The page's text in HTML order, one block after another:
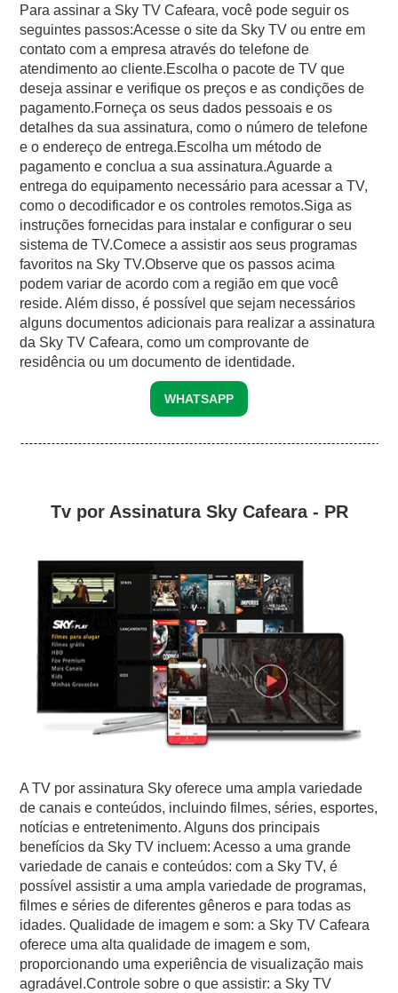
Para assinar a Sky TV Cafeara, você pode seguir os
seguintes passos:Acesse o site da Sky TV ou entre em
contato com a empresa através do telefone de
atendimento ao cliente.Escolha o pacote de TV que
deseja assinar e verifique os preços e as condições de
pagamento.Forneça os seus dados pessoais e os
detalhes da sua assinatura, como o número de telefone
e o endereço de entrega.Escolha um método de
pagamento e conclua a sua assinatura.Aguarde a
entrega do equipamento necessário para acessar a TV,
como o decodificador e os controles remotos.Siga as
instruções fornecidas para instalar e configurar o seu
sistema de TV.Comece a assistir aos seus programas
favoritos na Sky TV.Observe que os passos acima
podem variar de acordo com a região em que você
reside. Além disso, é possível que sejam necessários
alguns documentos adicionais para realizar a assinatura
da Sky TV Cafeara, como um comprovante de
residência ou um documento de identidade.
WHATSAPP
Tv por Assinatura Sky Cafeara - PR
A TV por assinatura Sky oferece uma ampla variedade
de canais e conteúdos, incluindo filmes, séries, esportes,
notícias e entretenimento. Alguns dos principais
benefícios da Sky TV incluem: Acesso a uma grande
variedade de canais e conteúdos: com a Sky TV, é
possível assistir a uma ampla variedade de programas,
filmes e séries de diferentes gêneros e para todas as
idades. Qualidade de imagem e som: a Sky TV Cafeara
oferece uma alta qualidade de imagem e som,
proporcionando uma experiência de visualização mais
agradável.Controle sobre o que assistir: a Sky TV